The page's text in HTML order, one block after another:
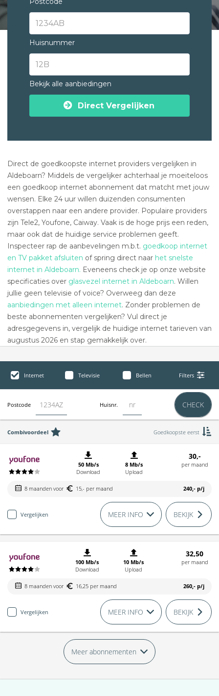
Huisnummer
Bekijk alle aanbiedingen
Direct Vergelijken
Direct de goedkoopste internet providers vergelijken in
Aldeboarn? Middels de vergelijker achterhaal je moeiteloos
een goedkoop internet abonnement dat matcht met jouw
wensen. Elke 24 uur willen duizenden consumenten
overstappen naar een andere provider. Populaire providers
zijn Tele2, Youfone, Caiway. Vaak is de hoge prijs een reden,
maar ook dat de huidige service problemen geeft.
Inspecteer rap de aanbevelingen m.b.t. goedkoop internet
en TV pakket afsluiten of spring direct naar het snelste
internet in Aldeboarn. Eveneens check je op onze website
specificaties over glasvezel internet in Aldeboarn. Willen
jullie geen televisie of voice? Overweeg dan deze
aanbiedingen met alleen internet. Zonder problemen de
beste abonnementen vergelijken? Vul direct je
adresgegevens in, vergelijk de huidige internet tarieven van
augustus 2026 en stap gemakkelijk over.
Internet Televisie Bellen Filters
Postcode Huisnr. CHECK
Combivoordeel Goedkoopste eerst
50 Mb/s
Download
8 Mb/s
Upload
30,-
per maand
8 maanden voor 15,- per maand 240,- p/j
Vergelijken MEER INFO BEKIJK
100 Mb/s
Download
10 Mb/s
Upload
32,50
per maand
8 maanden voor 16,25 per maand 260,- p/j
Vergelijken MEER INFO BEKIJK
Meer abonnementen